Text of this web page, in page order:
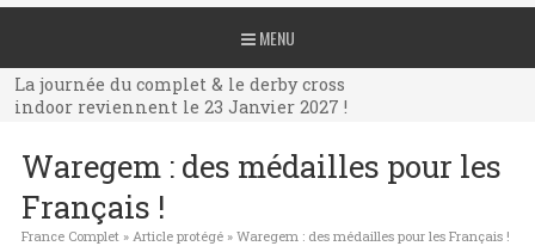
MENU
La journée du complet & le derby cross
indoor reviennent le 23 Janvier 2027 !
La journée du complet & le derby cross
indoor reviennent le 23 Janvier 2027 !
indoor reviennent le 23 Janvier 2027 !
Waregem : des médailles pour les
Français !
France Complet» Article protégé» Waregem : des médailles pour les Français !